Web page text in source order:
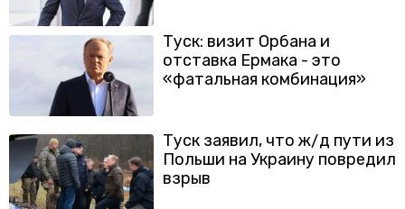
Туск: визит Орбана и
отставка Ермака - это
«фатальная комбинация»
Туск заявил, что ж/д пути из
Польши на Украину повредил
взрыв